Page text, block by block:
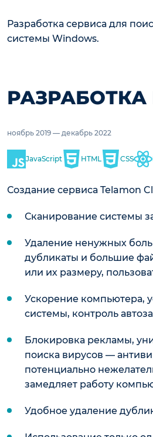
Разработка сервиса для
системы Windows.
РАЗРАБОТКА
ноябрь 2019 — декабрь 2022
JavaScript HTML CSS
Создание сервиса Telamon
Сканирование системы
Удаление ненужных
дубликаты и большие
или их размеру,
Ускорение компьютера,
системы, контроль
Блокировка рекламы,
поиска вирусов —
потенциально
замедляет работу
Удобное удаление